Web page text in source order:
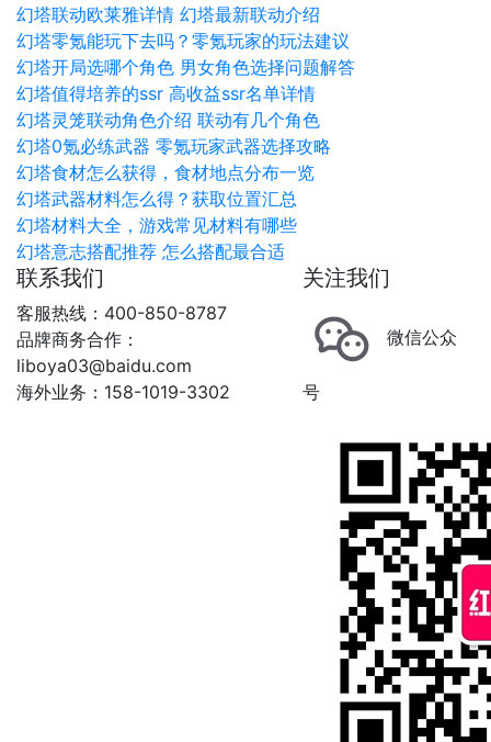
幻塔联动欧莱雅详情 幻塔最新联动介绍
幻塔零氪能玩下去吗？零氪玩家的玩法建议
幻塔开局选哪个角色 男女角色选择问题解答
幻塔值得培养的ssr 高收益ssr名单详情
幻塔灵笼联动角色介绍 联动有几个角色
幻塔0氪必练武器 零氪玩家武器选择攻略
幻塔食材怎么获得，食材地点分布一览
幻塔武器材料怎么得？获取位置汇总
幻塔材料大全，游戏常见材料有哪些
幻塔意志搭配推荐 怎么搭配最合适
联系我们
客服热线：400-850-8787
品牌商务合作：
liboya03@baidu.com
海外业务：158-1019-3302
关注我们
微信公众
号